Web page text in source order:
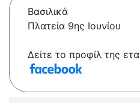
Βασιλικά
Πλατεία 9ης Ιουνίου
Δείτε το προφίλ της